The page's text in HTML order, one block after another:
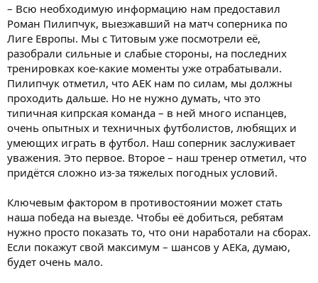
– Всю необходимую информацию нам предоставил
Роман Пилипчук, выезжавший на матч соперника по
Лиге Европы. Мы с Титовым уже посмотрели её,
разобрали сильные и слабые стороны, на последних
тренировках кое-какие моменты уже отрабатывали.
Пилипчук отметил, что АЕК нам по силам, мы должны
проходить дальше. Но не нужно думать, что это
типичная кипрская команда – в ней много испанцев,
очень опытных и техничных футболистов, любящих и
умеющих играть в футбол. Наш соперник заслуживает
уважения. Это первое. Второе – наш тренер отметил, что
придётся сложно из-за тяжелых погодных условий.
Ключевым фактором в противостоянии может стать
наша победа на выезде. Чтобы её добиться, ребятам
нужно просто показать то, что они наработали на сборах.
Если покажут свой максимум – шансов у АЕКа, думаю,
будет очень мало.